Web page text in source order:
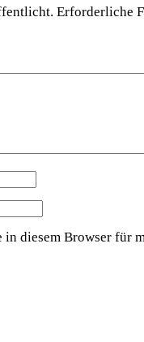
Erforderliche
diesem Browser für